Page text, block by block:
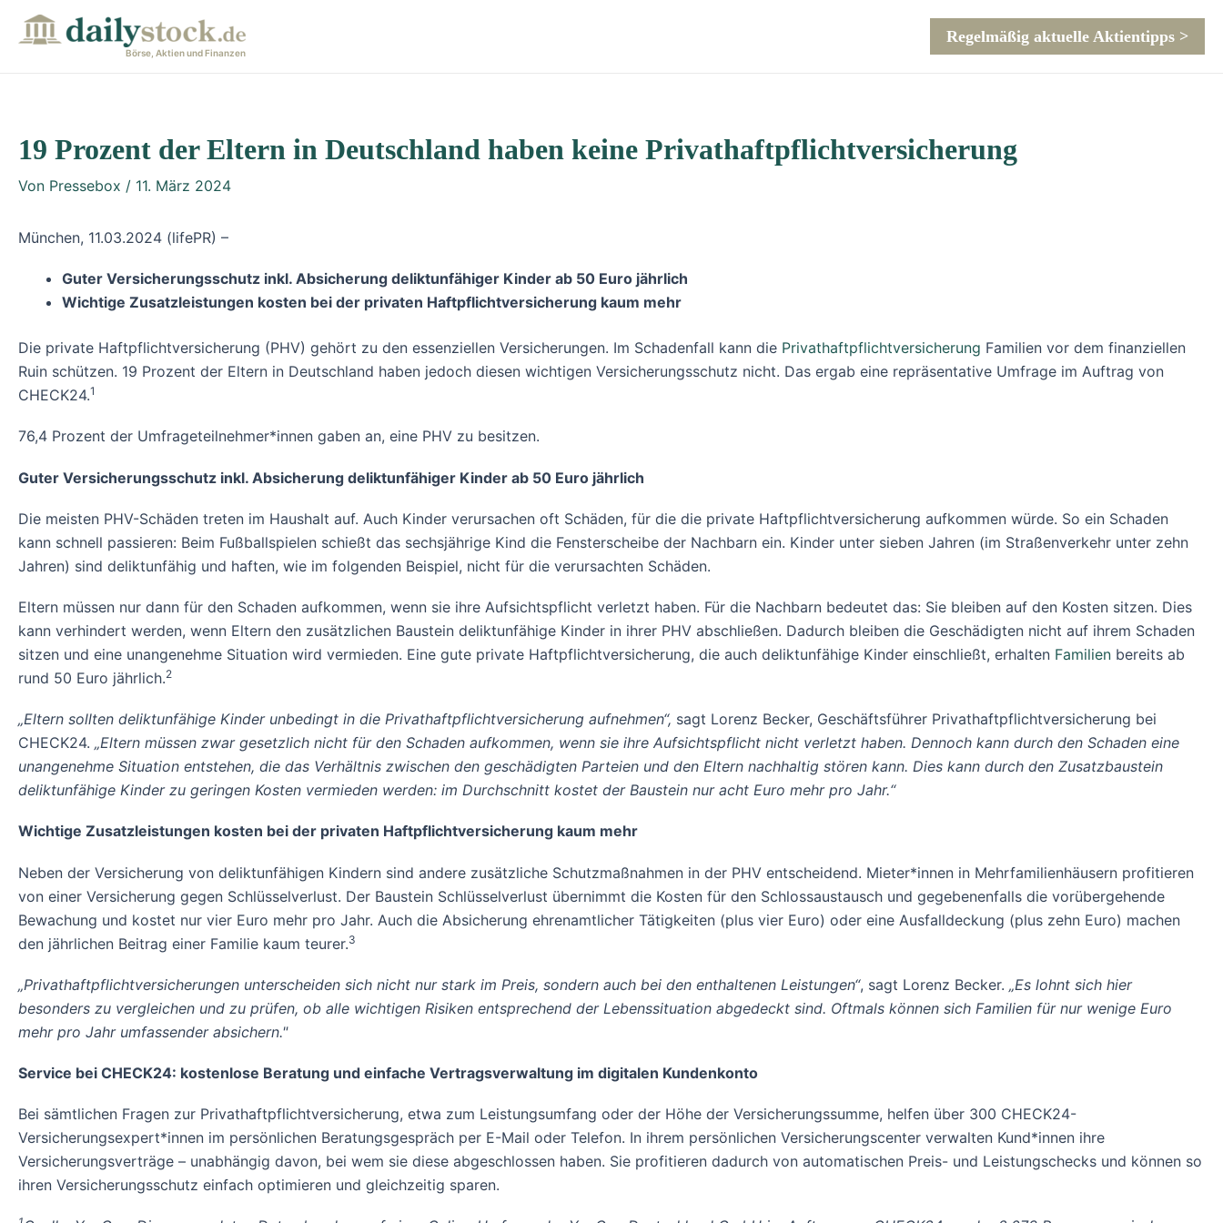
Inhalt
Börse, Aktien und Finanzen
Regelmäßig aktuelle Aktientipps >
19 Prozent der Eltern in Deutschland haben keine Privathaftpflichtversicherung
Von Pressebox / 11. März 2024
München, 11.03.2024 (lifePR) –
Guter Versicherungsschutz inkl. Absicherung deliktunfähiger Kinder ab 50 Euro jährlich
Wichtige Zusatzleistungen kosten bei der privaten Haftpflichtversicherung kaum mehr
Die private Haftpflichtversicherung (PHV) gehört zu den essenziellen Versicherungen. Im Schadenfall kann die Privathaftpflichtversicherung Familien vor dem finanziellen
Ruin schützen. 19 Prozent der Eltern in Deutschland haben jedoch diesen wichtigen Versicherungsschutz nicht. Das ergab eine repräsentative Umfrage im Auftrag von
CHECK24.1
76,4 Prozent der Umfrageteilnehmer*innen gaben an, eine PHV zu besitzen.
Guter Versicherungsschutz inkl. Absicherung deliktunfähiger Kinder ab 50 Euro jährlich
Die meisten PHV-Schäden treten im Haushalt auf. Auch Kinder verursachen oft Schäden, für die die private Haftpflichtversicherung aufkommen würde. So ein Schaden
kann schnell passieren: Beim Fußballspielen schießt das sechsjährige Kind die Fensterscheibe der Nachbarn ein. Kinder unter sieben Jahren (im Straßenverkehr unter zehn
Jahren) sind deliktunfähig und haften, wie im folgenden Beispiel, nicht für die verursachten Schäden.
Eltern müssen nur dann für den Schaden aufkommen, wenn sie ihre Aufsichtspflicht verletzt haben. Für die Nachbarn bedeutet das: Sie bleiben auf den Kosten sitzen. Dies
kann verhindert werden, wenn Eltern den zusätzlichen Baustein deliktunfähige Kinder in ihrer PHV abschließen. Dadurch bleiben die Geschädigten nicht auf ihrem Schaden
sitzen und eine unangenehme Situation wird vermieden. Eine gute private Haftpflichtversicherung, die auch deliktunfähige Kinder einschließt, erhalten Familien bereits ab
rund 50 Euro jährlich.2
„Eltern sollten deliktunfähige Kinder unbedingt in die Privathaftpflichtversicherung aufnehmen“, sagt Lorenz Becker, Geschäftsführer Privathaftpflichtversicherung bei
CHECK24. „Eltern müssen zwar gesetzlich nicht für den Schaden aufkommen, wenn sie ihre Aufsichtspflicht nicht verletzt haben. Dennoch kann durch den Schaden eine
unangenehme Situation entstehen, die das Verhältnis zwischen den geschädigten Parteien und den Eltern nachhaltig stören kann. Dies kann durch den Zusatzbaustein
deliktunfähige Kinder zu geringen Kosten vermieden werden: im Durchschnitt kostet der Baustein nur acht Euro mehr pro Jahr.“
Wichtige Zusatzleistungen kosten bei der privaten Haftpflichtversicherung kaum mehr
Neben der Versicherung von deliktunfähigen Kindern sind andere zusätzliche Schutzmaßnahmen in der PHV entscheidend. Mieter*innen in Mehrfamilienhäusern profitieren
von einer Versicherung gegen Schlüsselverlust. Der Baustein Schlüsselverlust übernimmt die Kosten für den Schlossaustausch und gegebenenfalls die vorübergehende
Bewachung und kostet nur vier Euro mehr pro Jahr. Auch die Absicherung ehrenamtlicher Tätigkeiten (plus vier Euro) oder eine Ausfalldeckung (plus zehn Euro) machen
den jährlichen Beitrag einer Familie kaum teurer.3
„Privathaftpflichtversicherungen unterscheiden sich nicht nur stark im Preis, sondern auch bei den enthaltenen Leistungen“, sagt Lorenz Becker. „Es lohnt sich hier
besonders zu vergleichen und zu prüfen, ob alle wichtigen Risiken entsprechend der Lebenssituation abgedeckt sind. Oftmals können sich Familien für nur wenige Euro
mehr pro Jahr umfassender absichern."
Service bei CHECK24: kostenlose Beratung und einfache Vertragsverwaltung im digitalen Kundenkonto
Bei sämtlichen Fragen zur Privathaftpflichtversicherung, etwa zum Leistungsumfang oder der Höhe der Versicherungssumme, helfen über 300 CHECK24-
Versicherungsexpert*innen im persönlichen Beratungsgespräch per E-Mail oder Telefon. In ihrem persönlichen Versicherungscenter verwalten Kund*innen ihre
Versicherungsverträge – unabhängig davon, bei wem sie diese abgeschlossen haben. Sie profitieren dadurch von automatischen Preis- und Leistungschecks und können so
ihren Versicherungsschutz einfach optimieren und gleichzeitig sparen.
navigation